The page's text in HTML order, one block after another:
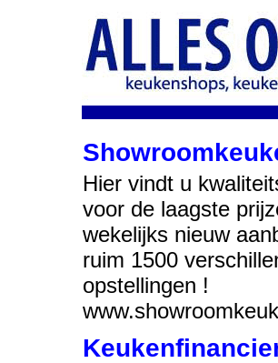
Hier vindt u
voor de laagste
wekelijks nieuw
ruim 1500
opstellingen !